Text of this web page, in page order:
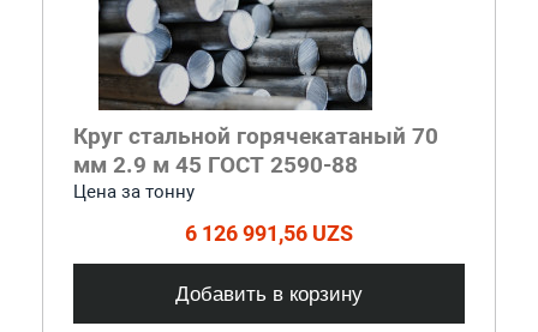
Круг стальной горячекатаный 70
мм 2.9 м 45 ГОСТ 2590-88
Цена за тонну
6 126 991,56 UZS
Добавить в корзину